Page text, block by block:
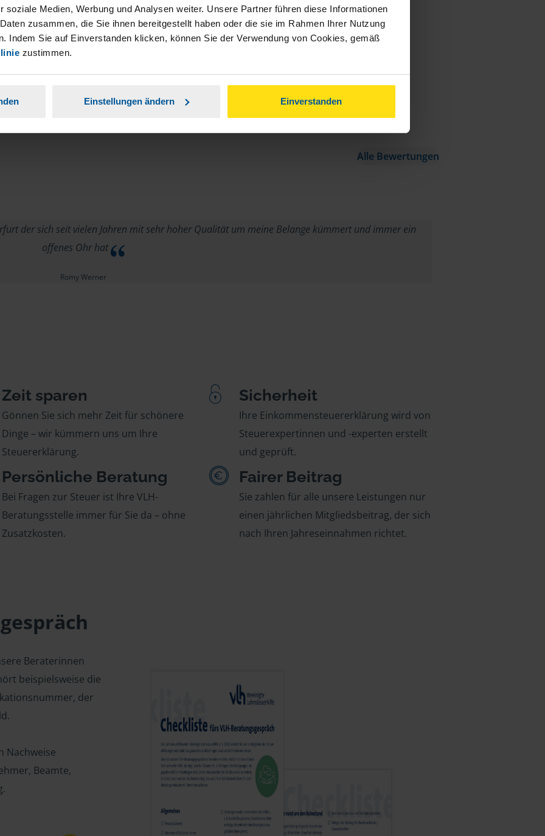
soziale Medien, Werbung und Analysen weiter. Unsere Partner führen diese Informationen
zusammen, die Sie ihnen bereitgestellt haben oder die sie im Rahmen Ihrer Nutzung
Indem Sie auf Einverstanden klicken, können Sie der Verwendung von Cookies, gemäß
zustimmen.
Einstellungen ändern Einverstanden
Alle Bewertungen
der sich seit vielen Jahren mit sehr hoher Qualität um meine Belange kümmert und immer ein
offenes Ohr hat
Romy Werner
Zeit sparen
Gönnen Sie sich mehr Zeit für schönere
Dinge – wir kümmern uns um Ihre
Steuererklärung.
Sicherheit
Ihre Einkommensteuererklärung wird von
Steuerexpertinnen und -experten erstellt
und geprüft.
Persönliche Beratung
Bei Fragen zur Steuer ist Ihre VLH-
Beratungsstelle immer für Sie da – ohne
Zusatzkosten.
Fairer Beitrag
Sie zahlen für alle unsere Leistungen nur
einen jährlichen Mitgliedsbeitrag, der sich
nach Ihren Jahreseinnahmen richtet.
Beraterinnen
beispielsweise die
der
Nachweise
Beamte,